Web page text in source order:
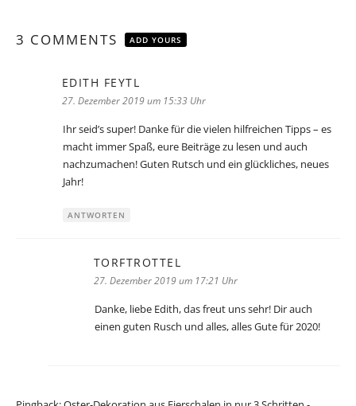
3 COMMENTS ADD YOURS
EDITH FEYTL
27. Dezember 2019 um 15:33 Uhr
Ihr seid’s super! Danke für die vielen hilfreichen Tipps – es
macht immer Spaß, eure Beiträge zu lesen und auch
nachzumachen! Guten Rutsch und ein glückliches, neues
Jahr!
ANTWORTEN
TORFTROTTEL
27. Dezember 2019 um 17:21 Uhr
Danke, liebe Edith, das freut uns sehr! Dir auch
einen guten Rusch und alles, alles Gute für 2020!